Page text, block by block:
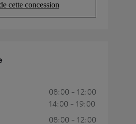
cette concession
(Opens in new tab)
08:00 - 12:00
14:00 - 19:00
08:00 - 12:00